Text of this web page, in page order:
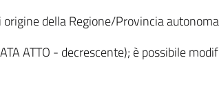
della Regione/Provincia
ATTO - decrescente); è possibile